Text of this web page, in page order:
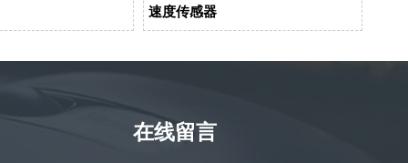
速度传感器
在线留言